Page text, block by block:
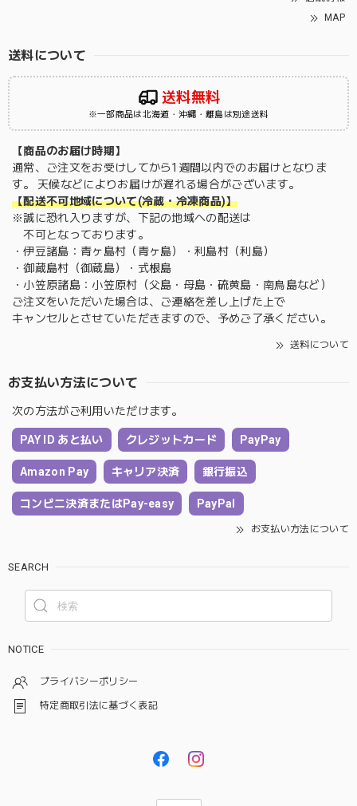
MAP
送料について
送料無料
※一部商品は北海道・沖縄・離島は別途送料
【商品のお届け時期】
通常、ご注文をお受けしてから1週間以内でのお届けとなりま
す。 天候などによりお届けが遅れる場合がございます。
【配送不可地域について(冷蔵・冷凍商品)】
※誠に恐れ入りますが、下記の地域への配送は
不可となっております。
・伊豆諸島：青ヶ島村（青ヶ島）・利島村（利島）
・御蔵島村（御蔵島）・式根島
・小笠原諸島：小笠原村（父島・母島・硫黄島・南鳥島など）
ご注文をいただいた場合は、ご連絡を差し上げた上で
キャンセルとさせていただきますので、予めご了承ください。
送料について
お支払い方法について
次の方法がご利用いただけます。
PAY ID あと払い クレジットカード PayPay
Amazon Pay キャリア決済 銀行振込
コンビニ決済またはPay-easy PayPal
お支払い方法について
SEARCH
NOTICE
プライバシーポリシー
特定商取引法に基づく表記